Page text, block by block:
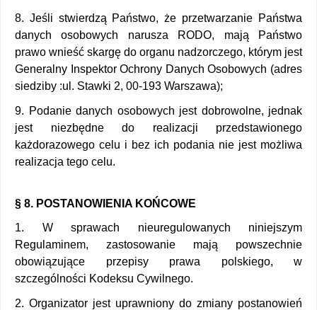
8. Jeśli stwierdzą Państwo, że przetwarzanie Państwa
danych osobowych narusza RODO, mają Państwo
prawo wnieść skargę do organu nadzorczego, którym jest
Generalny Inspektor Ochrony Danych Osobowych (adres
siedziby :ul. Stawki 2, 00-193 Warszawa);
9. Podanie danych osobowych jest dobrowolne, jednak
jest niezbędne do realizacji przedstawionego
każdorazowego celu i bez ich podania nie jest możliwa
realizacja tego celu.
§ 8. POSTANOWIENIA KOŃCOWE
1. W sprawach nieuregulowanych niniejszym
Regulaminem, zastosowanie mają powszechnie
obowiązujące przepisy prawa polskiego, w
szczególności Kodeksu Cywilnego.
2. Organizator jest uprawniony do zmiany postanowień